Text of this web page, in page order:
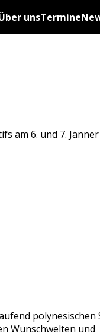
unsTermine
am 6. und 7.
polynesischen
Wunschwelten und